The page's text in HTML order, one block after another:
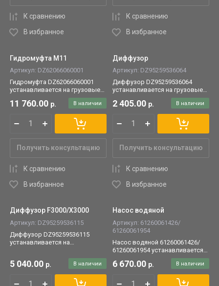
К сравнению
В избранное
К сравнению
В избранное
Гидромуфта М11
Артикул: DZ62066060001
Гидромуфта DZ62066060001
устанавливается на грузовые
автомобили SHACMAN/
SHAANXI с двигателем М11.
В наличии
11 760.00 р.
Получить консультацию
К сравнению
В избранное
Диффузор
Артикул: DZ95259536064
Диффузор DZ95259536064
устанавливается на грузовые
автомобили SHACMAN/
SHAANXI.
В наличии
2 405.00 р.
Получить консультацию
К сравнению
В избранное
Диффузор F3000/Х3000
Артикул: DZ95259536115
Диффузор DZ95259536115
устанавливается на
SHAANXI X3000/F3000.
В наличии
5 040.00 р.
Насос водяной
Артикул: 61260061426/
61260061954
Насос водяной 61260061426/
61260061954 устанавливается
на двигатели Weichai/WP.
В наличии
6 670.00 р.